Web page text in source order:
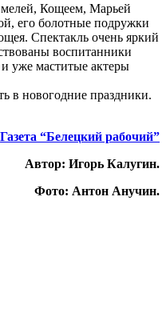
Кощеем, Марьей
его болотные подружки
Спектакль очень яркий
воспитанники
уже маститые актеры
в новогодние праздники.
Газета “Белецкий рабочий”
Автор: Игорь Калугин.
Фото: Антон Анучин.